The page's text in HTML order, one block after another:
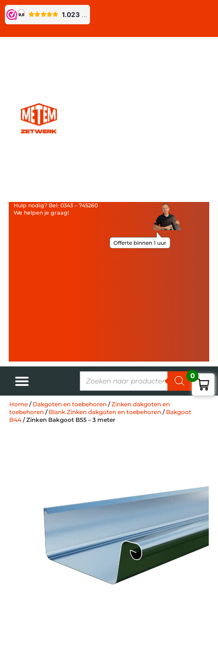
Hulp nodig? Bel: 0343 – 745260
We helpen je graag!
Home/ Dakgoten en toebehoren/Zinken dakgoten en
toebehoren/ Blank Zinken dakgoten en toebehoren/ Bakgoot
B44/ Zinken Bakgoot B55 – 3 meter
0